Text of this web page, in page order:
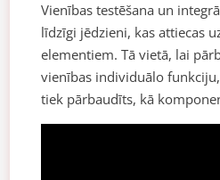
Vienības testēšana un
līdzīgi jēdzieni, kas attiecas
elementiem. Tā vietā, lai
vienības individuālo
tiek pārbaudīts, kā